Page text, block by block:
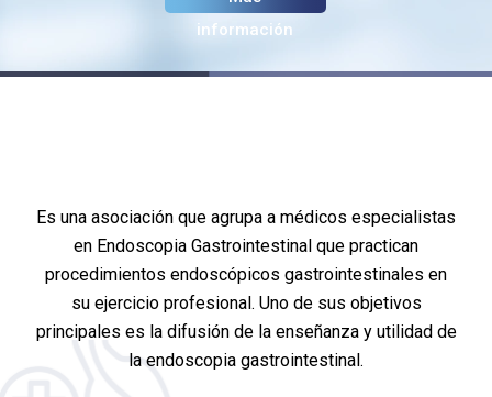
información
Es una asociación que agrupa a médicos especialistas
en Endoscopia Gastrointestinal que practican
procedimientos endoscópicos gastrointestinales en
su ejercicio profesional. Uno de sus objetivos
principales es la difusión de la enseñanza y utilidad de
la endoscopia gastrointestinal.